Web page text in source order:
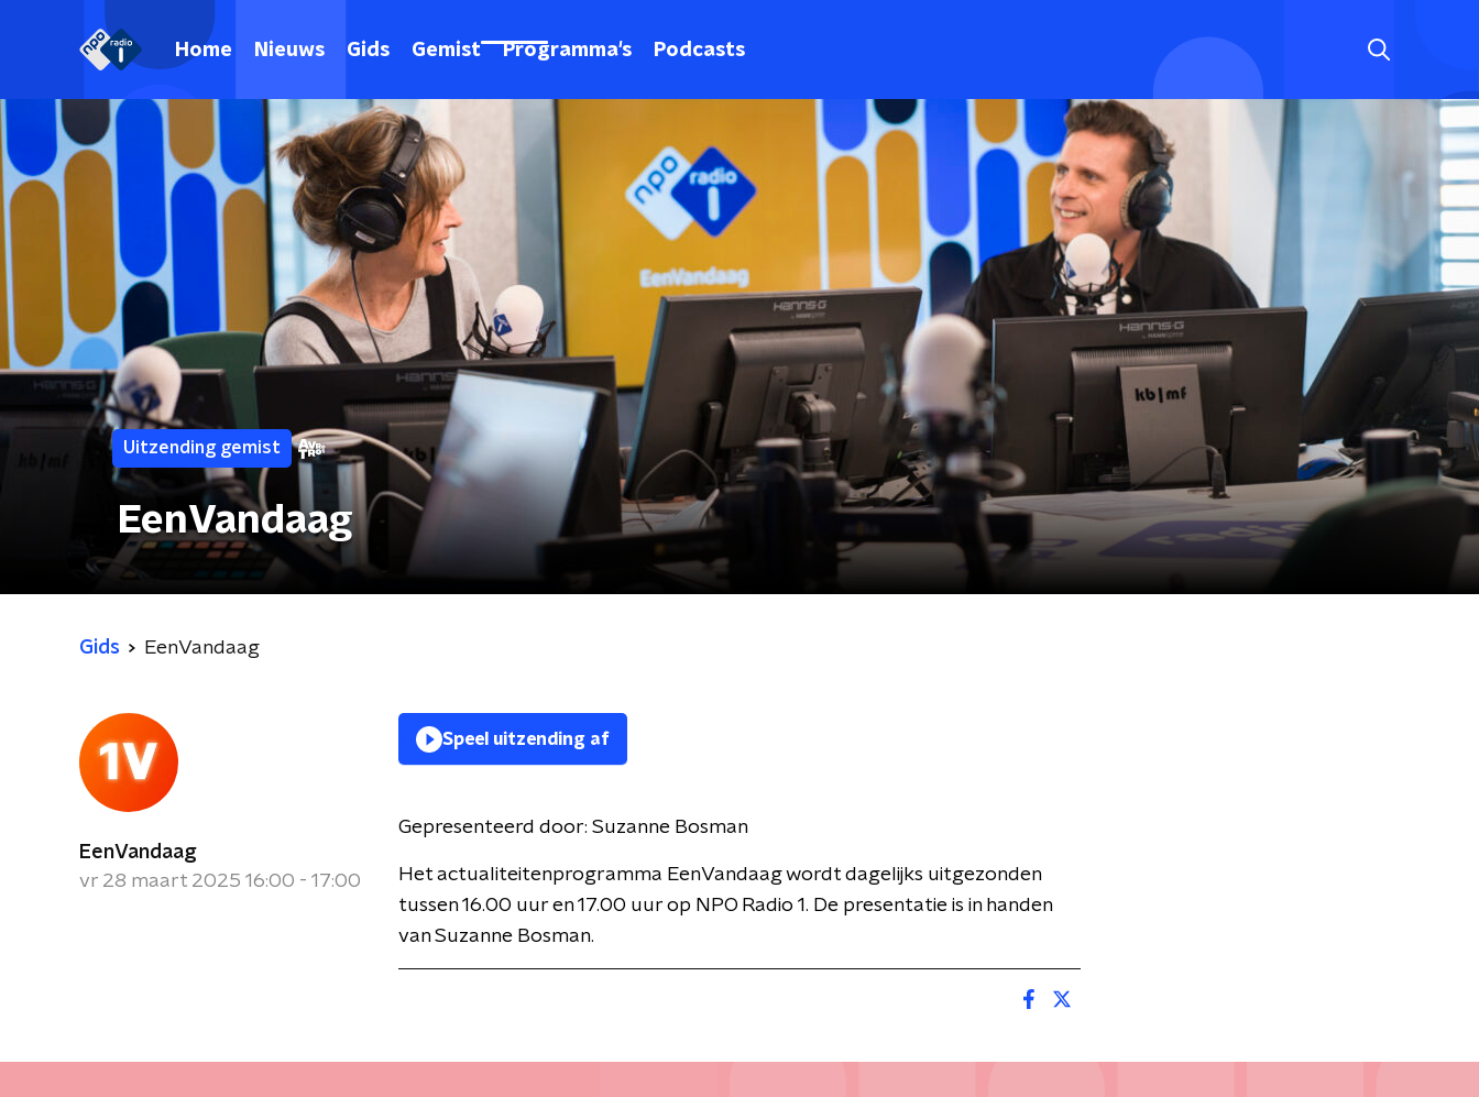
Home Nieuws Gids Gemist Programma's Podcasts
Uitzending gemist
EenVandaag
Gids EenVandaag
EenVandaag
vr 28 maart 2025 16:00 - 17:00
Speel uitzending af
Gepresenteerd door: Suzanne Bosman
Het actualiteitenprogramma EenVandaag wordt dagelijks uitgezonden
tussen 16.00 uur en 17.00 uur op NPO Radio 1. De presentatie is in handen
van Suzanne Bosman.